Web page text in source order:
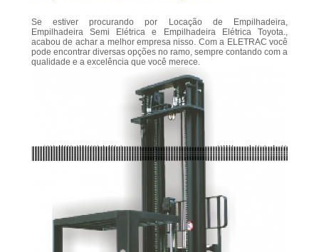
Se estiver procurando por Locação de Empilhadeira,
Empilhadeira Semi Elétrica e Empilhadeira Elétrica Toyota.,
acabou de achar a melhor empresa nisso. Com a ELETRAC você
pode encontrar diversas opções no ramo, sempre contando com a
qualidade e a excelência que você merece.